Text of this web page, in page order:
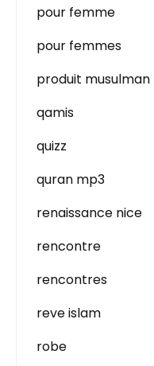
pour femme
pour femmes
produit musulman
qamis
quizz
quran mp3
renaissance nice
rencontre
rencontres
reve islam
robe